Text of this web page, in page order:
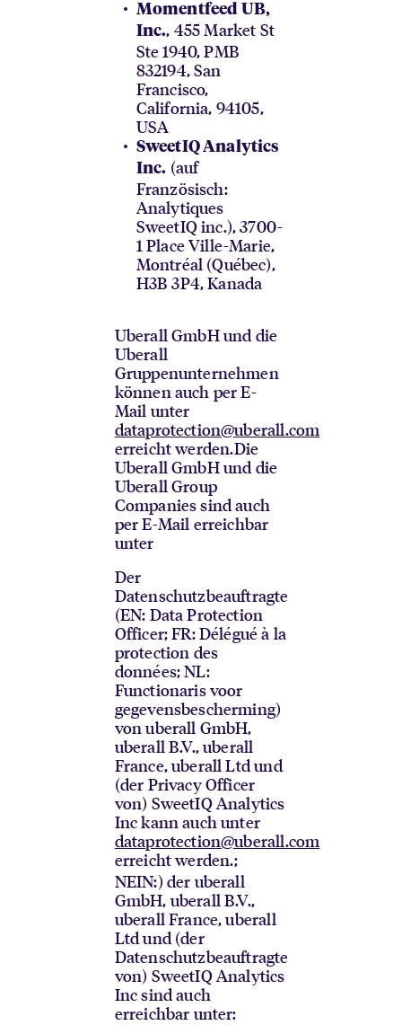
Momentfeed UB,
Inc., 455 Market St
Ste 1940, PMB
832194, San
Francisco,
California, 94105,
USA
SweetIQ Analytics
Inc. (auf
Französisch:
Analytiques
SweetIQ inc.), 3700-
1 Place Ville-Marie,
Montréal (Québec),
H3B 3P4, Kanada
Uberall GmbH und die
Uberall
Gruppenunternehmen
können auch per E-
Mail unter
dataprotection@uberall.com
erreicht werden.Die
Uberall GmbH und die
Uberall Group
Companies sind auch
per E-Mail erreichbar
unter
Der
Datenschutzbeauftragte
(EN: Data Protection
Officer; FR: Délégué à la
protection des
données; NL:
Functionaris voor
gegevensbescherming)
von uberall GmbH,
uberall B.V., uberall
France, uberall Ltd und
(der Privacy Officer
von) SweetIQ Analytics
Inc kann auch unter
dataprotection@uberall.com
erreicht werden.;
NEIN:) der uberall
GmbH, uberall B.V.,
uberall France, uberall
Ltd und (der
Datenschutzbeauftragte
von) SweetIQ Analytics
Inc sind auch
erreichbar unter: